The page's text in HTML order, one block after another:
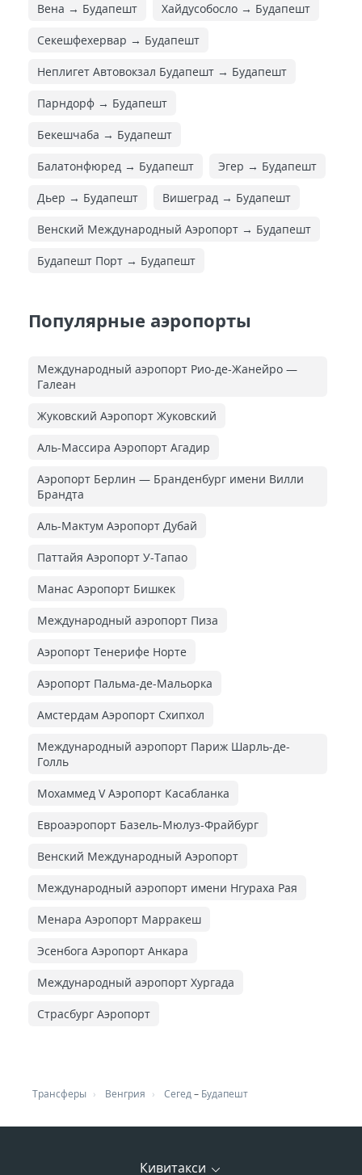
Вена → Будапешт Хайдусобосло → Будапешт
Секешфехервар → Будапешт
Неплигет Автовокзал Будапешт → Будапешт
Парндорф → Будапешт
Бекешчаба → Будапешт
Балатонфюред → Будапешт Эгер → Будапешт
Дьер → Будапешт Вишеград → Будапешт
Венский Международный Аэропорт → Будапешт
Будапешт Порт → Будапешт
Популярные аэропорты
Международный аэропорт Рио-де-Жанейро —
Галеан
Жуковский Аэропорт Жуковский
Аль-Массира Аэропорт Агадир
Аэропорт Берлин — Бранденбург имени Вилли
Брандта
Аль-Мактум Аэропорт Дубай
Паттайя Аэропорт У-Тапао
Манас Аэропорт Бишкек
Международный аэропорт Пиза
Аэропорт Тенерифе Норте
Аэропорт Пальма-де-Мальорка
Амстердам Аэропорт Схипхол
Международный аэропорт Париж Шарль-де-
Голль
Мохаммед V Аэропорт Касабланка
Евроаэропорт Базель-Мюлуз-Фрайбург
Венский Международный Аэропорт
Международный аэропорт имени Нгураха Рая
Менара Аэропорт Марракеш
Эсенбога Аэропорт Анкара
Международный аэропорт Хургада
Страсбург Аэропорт
Трансферы Венгрия Сегед– Будапешт
Кивитакси